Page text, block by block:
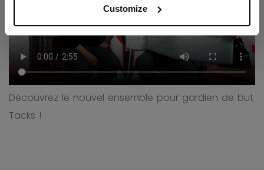
Customize
Découvrez le nouvel ensemble pour gardien de but
Tacks !